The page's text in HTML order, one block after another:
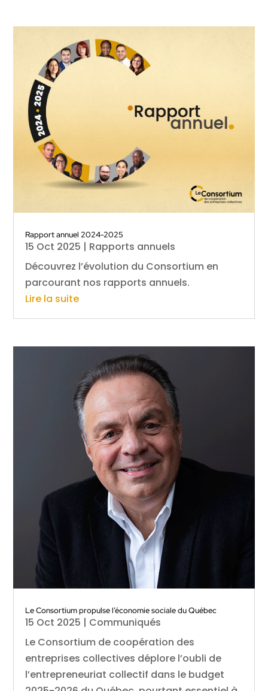
Rapport annuel 2024-2025
15 Oct 2025 | Rapports annuels
Découvrez l’évolution du Consortium en
parcourant nos rapports annuels.
Lire la suite
Le Consortium propulse l’économie sociale du Québec
15 Oct 2025 | Communiqués
Le Consortium de coopération des
entreprises collectives déplore l’oubli de
l’entrepreneuriat collectif dans le budget